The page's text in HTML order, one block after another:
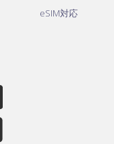
eSIM対応